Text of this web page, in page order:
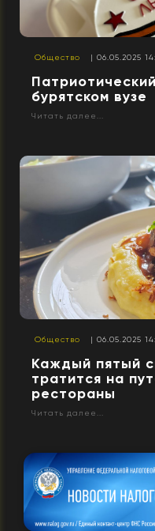
Общество | 06.05.2025
бурятском вузе
Читать далее...
Общество | 06.05.2025
Каждый пятый
тратится на
рестораны
Читать далее...